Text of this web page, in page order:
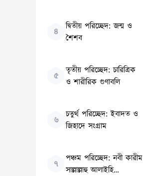
৪
দ্বিতীয় পরিচ্ছেদ: জন্ম ও
শৈশব
৫
তৃতীয় পরিচ্ছেদ: চারিত্রিক
ও শারীরিক গুণাবলি
৬
চতুর্থ পরিচ্ছেদ: ইবাদত ও
জিহাদে সংগ্রাম
৭
পঞ্চম পরিচ্ছেদ: নবী কারীম
সাল্লাল্লাহু আলাইহি